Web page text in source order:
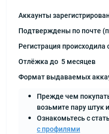
Аккаунты
Подтверждены по почте
Регистрация происходила
Отлёжка до 5 месяцев
Формат выдаваемых
Прежде чем
возьмите пару штук
Ознакомьтесь с
с профилями